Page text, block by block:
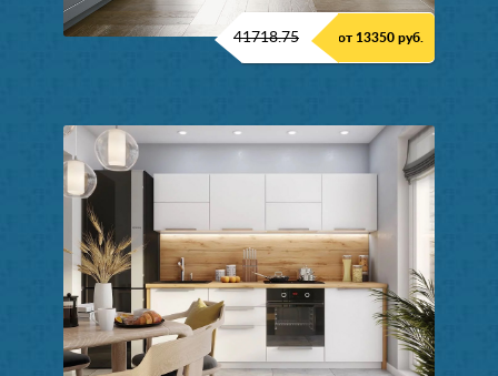
41718.75 от 13350 руб.